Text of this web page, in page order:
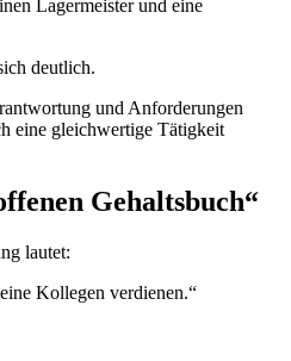
Lagermeister und eine
deutlich.
und Anforderungen
eine gleichwertige Tätigkeit
Gehaltsbuch“
lautet:
Kollegen verdienen.“